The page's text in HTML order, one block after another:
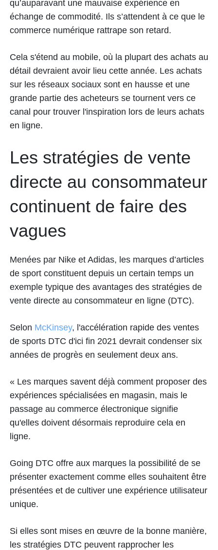
qu’auparavant une mauvaise expérience en
échange de commodité. Ils s’attendent à ce que le
commerce numérique rattrape son retard.
Cela s'étend au mobile, où la plupart des achats au
détail devraient avoir lieu cette année. Les achats
sur les réseaux sociaux sont en hausse et une
grande partie des acheteurs se tournent vers ce
canal pour trouver l'inspiration lors de leurs achats
en ligne.
Les stratégies de vente
directe au consommateur
continuent de faire des
vagues
Menées par Nike et Adidas, les marques d’articles
de sport constituent depuis un certain temps un
exemple typique des avantages des stratégies de
vente directe au consommateur en ligne (DTC).
Selon McKinsey, l'accélération rapide des ventes
de sports DTC d'ici fin 2021 devrait condenser six
années de progrès en seulement deux ans.
« Les marques savent déjà comment proposer des
expériences spécialisées en magasin, mais le
passage au commerce électronique signifie
qu'elles doivent désormais reproduire cela en
ligne.
Going DTC offre aux marques la possibilité de se
présenter exactement comme elles souhaitent être
présentées et de cultiver une expérience utilisateur
unique.
Si elles sont mises en œuvre de la bonne manière,
les stratégies DTC peuvent rapprocher les